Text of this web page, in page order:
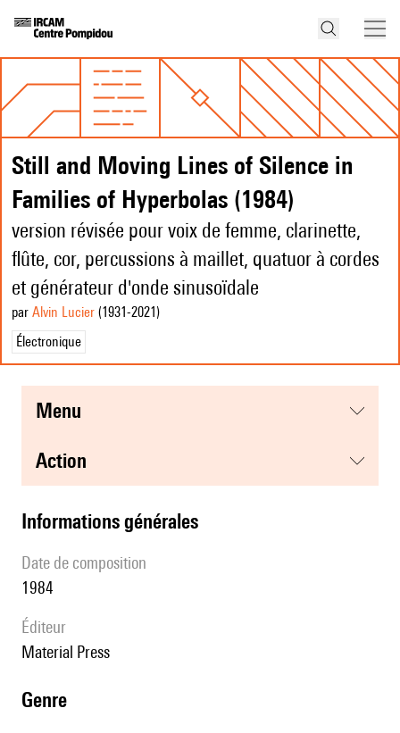
Still and Moving Lines of Silence in
Families of Hyperbolas (1984)
version révisée pour voix de femme, clarinette,
flûte, cor, percussions à maillet, quatuor à cordes
et générateur d'onde sinusoïdale
par Alvin Lucier (1931-2021 )
Électronique
menu
action
informations générales
date de composition
1984
éditeur
Material Press
genre